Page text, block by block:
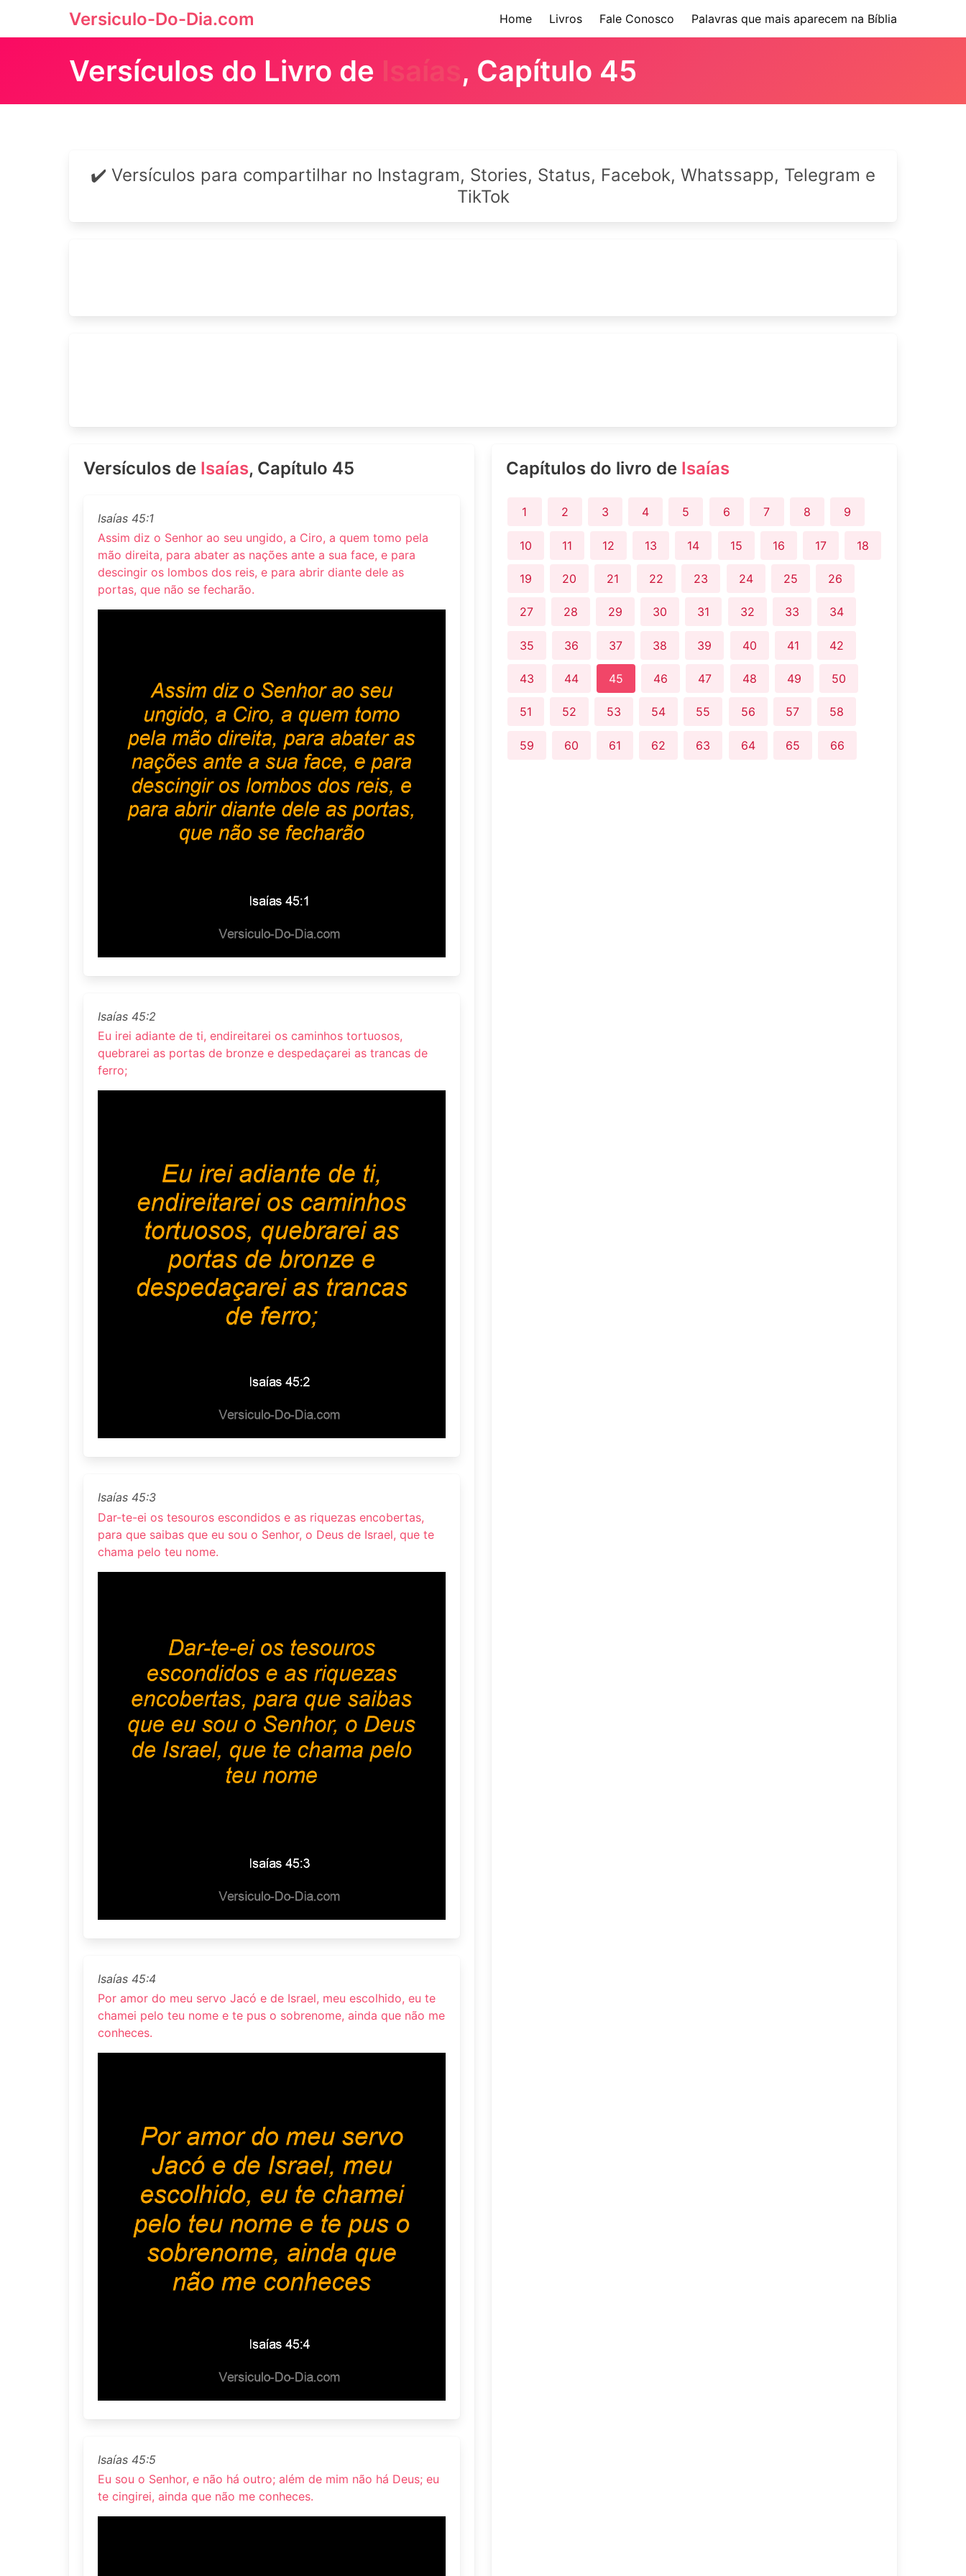
Versiculo-Do-Dia.com Home Livros Fale Conosco Palavras que mais aparecem na Bíblia
Versículos do Livro de Isaías , Capítulo 45
✔️ Versículos para compartilhar no Instagram, Stories, Status, Facebok, Whatssapp, Telegram e
TikTok
Versículos de Isaías, Capítulo 45
Isaías 45:1
Assim diz o Senhor ao seu ungido, a Ciro, a quem tomo pela
mão direita, para abater as nações ante a sua face, e para
descingir os lombos dos reis, e para abrir diante dele as
portas, que não se fecharão.
Isaías 45:2
Eu irei adiante de ti, endireitarei os caminhos tortuosos,
quebrarei as portas de bronze e despedaçarei as trancas de
ferro;
Isaías 45:3
Dar-te-ei os tesouros escondidos e as riquezas encobertas,
para que saibas que eu sou o Senhor, o Deus de Israel, que te
chama pelo teu nome.
Isaías 45:4
Por amor do meu servo Jacó e de Israel, meu escolhido, eu te
chamei pelo teu nome e te pus o sobrenome, ainda que não me
conheces.
Isaías 45:5
Eu sou o Senhor, e não há outro; além de mim não há Deus; eu
te cingirei, ainda que não me conheces.
Capítulos do livro de Isaías
1 2 3 4 5 6 7 8 9
10 11 12 13 14 15 16 17 18
19 20 21 22 23 24 25 26
27 28 29 30 31 32 33 34
35 36 37 38 39 40 41 42
43 44 45 46 47 48 49 50
51 52 53 54 55 56 57 58
59 60 61 62 63 64 65 66